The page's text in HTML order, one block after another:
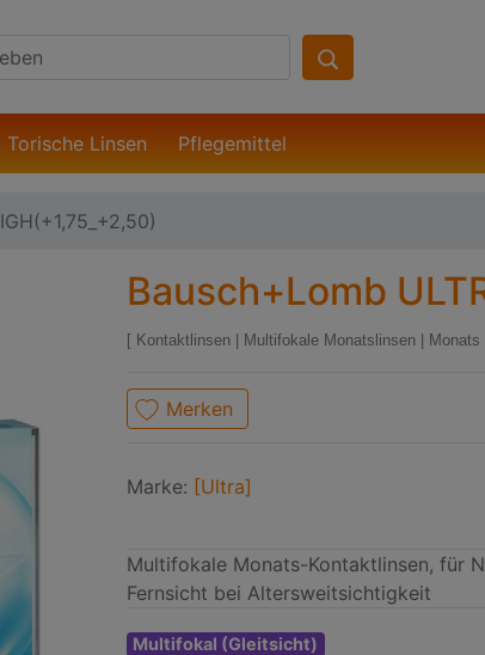
Torische Linsen Pflegemittel
Bausch+Lomb
Kontaktlinsen Multifokale Monatslinsen
Merken
Marke: [Ultra]
Multifokale Monats-Kontaktlinsen, für
Fernsicht bei Altersweitsichtigkeit
Multifokal (Gleitsicht)